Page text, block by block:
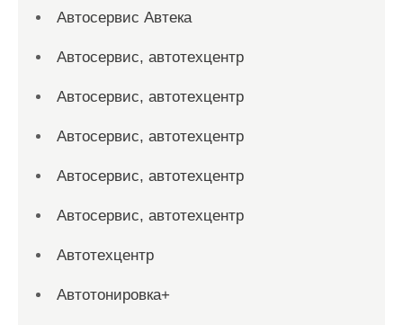
Автосервис Автека
Автосервис, автотехцентр
Автосервис, автотехцентр
Автосервис, автотехцентр
Автосервис, автотехцентр
Автосервис, автотехцентр
Автотехцентр
Автотонировка+